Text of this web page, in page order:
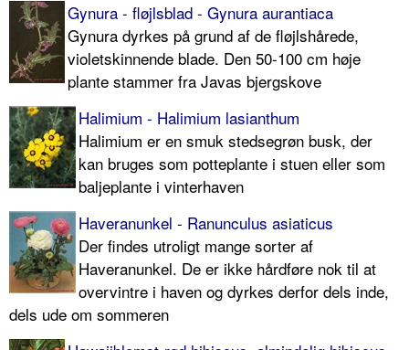
Gynura - fløjlsblad - Gynura aurantiaca
Gynura dyrkes på grund af de fløjlshårede,
violetskinnende blade. Den 50-100 cm høje
plante stammer fra Javas bjergskove
Halimium - Halimium lasianthum
Halimium er en smuk stedsegrøn busk, der
kan bruges som potteplante i stuen eller som
baljeplante i vinterhaven
Haveranunkel - Ranunculus asiaticus
Der findes utroligt mange sorter af
Haveranunkel. De er ikke hårdføre nok til at
overvintre i haven og dyrkes derfor dels inde,
dels ude om sommeren